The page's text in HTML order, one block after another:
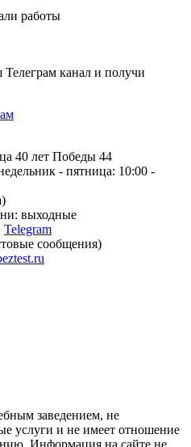
работы
канал и получи
40 лет Победы 44
- пятница: 10:00 -
выходные
Telegram
сообщения)
заведением, не
услуги и не имеет отношение